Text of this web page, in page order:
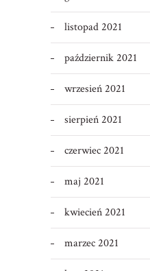
listopad 2021
październik 2021
wrzesień 2021
sierpień 2021
czerwiec 2021
maj 2021
kwiecień 2021
marzec 2021